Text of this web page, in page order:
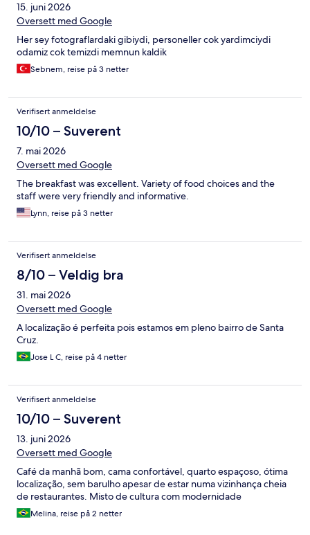
15. juni 2026
Oversett med Google
Her sey fotograflardaki gibiydi, personeller cok yardimciydi
odamiz cok temizdi memnun kaldik
Sebnem, reise på 3 netter
Verifisert anmeldelse
10/10 – Suverent
7. mai 2026
Oversett med Google
The breakfast was excellent. Variety of food choices and the
staff were very friendly and informative.
Lynn, reise på 3 netter
Verifisert anmeldelse
8/10 – Veldig bra
31. mai 2026
Oversett med Google
A localização é perfeita pois estamos em pleno bairro de Santa
Cruz.
Jose L C, reise på 4 netter
Verifisert anmeldelse
10/10 – Suverent
13. juni 2026
Oversett med Google
Café da manhã bom, cama confortável, quarto espaçoso, ótima
localização, sem barulho apesar de estar numa vizinhança cheia
de restaurantes. Misto de cultura com modernidade
Melina, reise på 2 netter